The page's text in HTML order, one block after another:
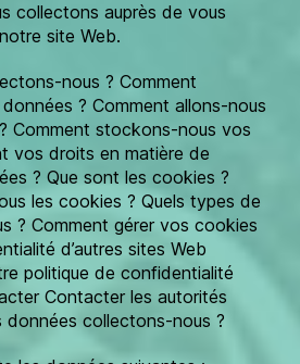
collectons auprès de vous
site Web.
nous ? Comment
? Comment allons-nous
Comment stockons-nous vos
vos droits en matière de
? Que sont les cookies ?
les cookies ? Quels types de
? Comment gérer vos cookies
d’autres sites Web
politique de confidentialité
Contacter les autorités
données collectons-nous ?